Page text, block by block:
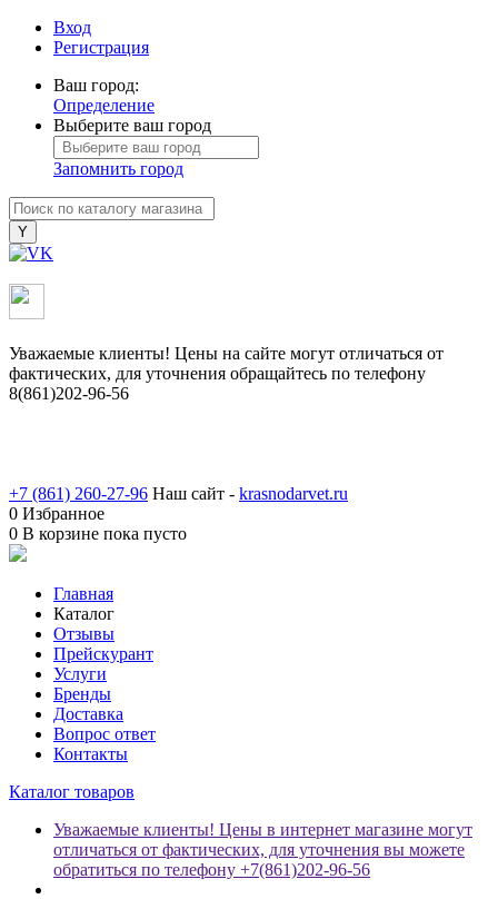
Вход
Регистрация
Ваш город:
Определение
Выберите ваш город
Запомнить город
Уважаемые клиенты! Цены на сайте могут отличаться от
фактических, для уточнения обращайтесь по телефону
8(861)202-96-56
+7 (861) 260-27-96 Наш сайт - krasnodarvet.ru
0 Избранное
0 В корзине пока пусто
Главная
Каталог
Отзывы
Прейскурант
Услуги
Бренды
Доставка
Вопрос ответ
Контакты
Каталог товаров
Уважаемые клиенты! Цены в интернет магазине могут
отличаться от фактических, для уточнения вы можете
обратиться по телефону +7(861)202-96-56